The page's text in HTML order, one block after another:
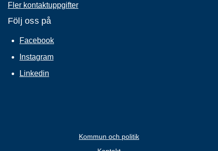
Fler kontaktuppgifter
Följ oss på
Facebook
Instagram
Linkedin
Kommun och politik